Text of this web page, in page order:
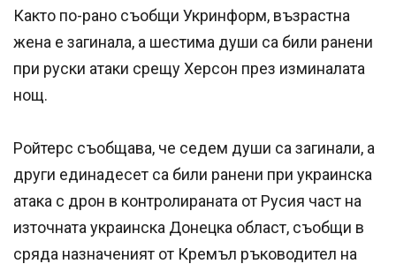
Както по-рано съобщи Укринформ, възрастна
жена е загинала, а шестима души са били ранени
при руски атаки срещу Херсон през изминалата
нощ.
Ройтерс съобщава, че седем души са загинали, а
други единадесет са били ранени при украинска
атака с дрон в контролираната от Русия част на
източната украинска Донецка област, съобщи в
сряда назначеният от Кремъл ръководител на